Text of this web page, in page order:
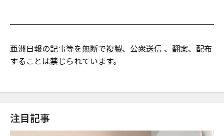
亜洲日報の記事等を無断で複製、公衆送信 、翻案、配布
することは禁じられています。
注目記事